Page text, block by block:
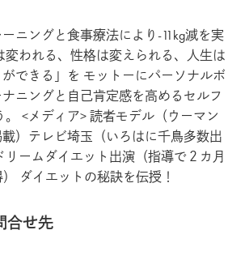
ニングと食事療法により-11kg減を実
変われる、性格は変えられる、人生は
できる」を モットーにパーソナルボ
ニングと自己肯定感を高めるセルフ
<メディア> 読者モデル（ウーマン
）テレビ埼玉（いろはに千鳥多数出
ームダイエット出演（指導で２カ月
ダイエットの秘訣を伝授！
合せ先